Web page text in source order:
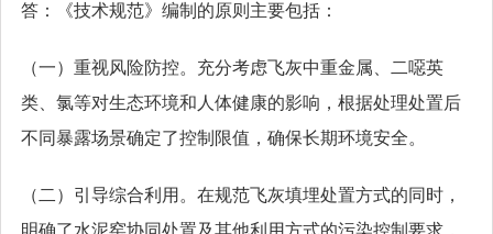
答：《技术规范》编制的原则主要包括：
（一）重视风险防控。充分考虑飞灰中重金属、二噁英
类、氯等对生态环境和人体健康的影响，根据处理处置后
不同暴露场景确定了控制限值，确保长期环境安全。
（二）引导综合利用。在规范飞灰填埋处置方式的同时，